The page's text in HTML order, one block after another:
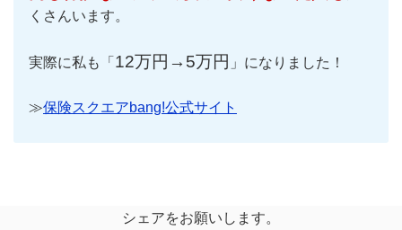
くさんいます。
実際に私も「 12万円→5万円 」になりました！
≫保険スクエアbang!公式サイト
シェアをお願いします。